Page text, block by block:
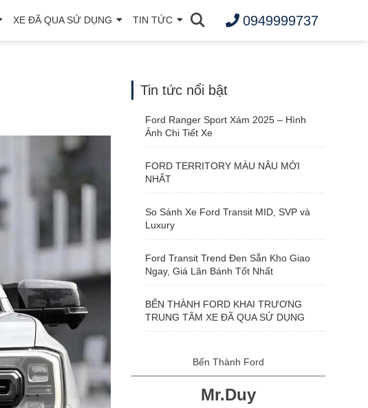
XE ĐÃ QUA SỬ DỤNG TIN TỨC 0949999737
Tin tức nổi bật
Ford Ranger Sport Xám 2025 – Hình
Ảnh Chi Tiết Xe
FORD TERRITORY MÀU NÂU MỚI
NHẤT
So Sánh Xe Ford Transit MID, SVP và
Luxury
Ford Transit Trend Đen Sẵn Kho Giao
Ngay, Giá Lăn Bánh Tốt Nhất
BẾN THÀNH FORD KHAI TRƯƠNG
TRUNG TÂM XE ĐÃ QUA SỬ DỤNG
Bến Thành Ford
Mr.Duy